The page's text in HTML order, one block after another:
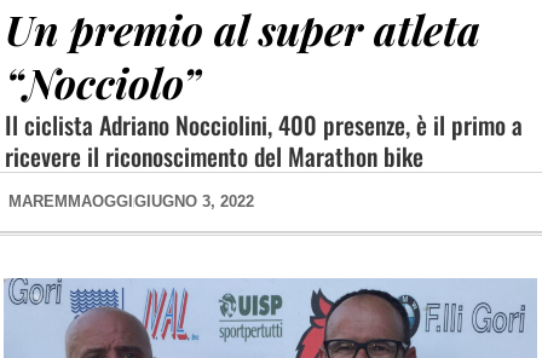
Un premio al super atleta
“Nocciolo”
Il ciclista Adriano Nocciolini, 400 presenze, è il primo a
ricevere il riconoscimento del Marathon bike
MAREMMAOGGI GIUGNO 3, 2022